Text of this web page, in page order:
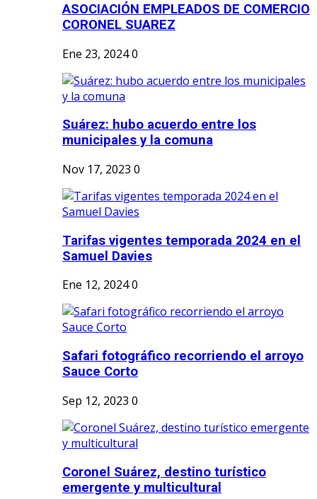
ASOCIACIÓN EMPLEADOS DE COMERCIO
CORONEL SUAREZ
Ene 23, 20240
Suárez: hubo acuerdo entre los
municipales y la comuna
Nov 17, 2023 0
Tarifas vigentes temporada 2024 en el
Samuel Davies
Ene 12, 20240
Safari fotográfico recorriendo el arroyo
Sauce Corto
Sep 12, 2023 0
Coronel Suárez, destino turístico
emergente y multicultural